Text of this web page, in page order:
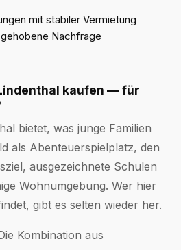
mit stabiler Vermietung
Nachfrage
kaufen — für
bietet, was junge Familien
als Abenteuerspielplatz, den
ausgezeichnete Schulen
Wohnumgebung. Wer hier
gibt es selten wieder her.
Kombination aus